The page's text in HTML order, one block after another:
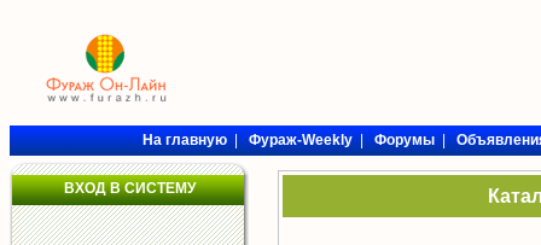
На главную|Фураж-Weekly|Форумы|
ВХОД В СИСТЕМУ